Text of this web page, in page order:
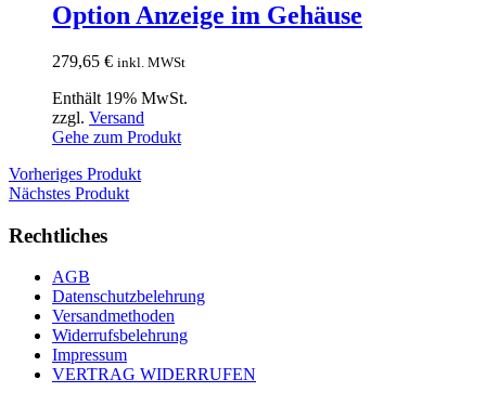
Option Anzeige im Gehäuse
279,65 € inkl. MWSt
Enthält 19% MwSt.
zzgl. Versand
Gehe zum Produkt
Vorheriges Produkt
Nächstes Produkt
Rechtliches
AGB
Datenschutzbelehrung
Versandmethoden
Widerrufsbelehrung
Impressum
VERTRAG WIDERRUFEN